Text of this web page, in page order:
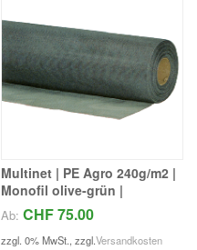
Multinet | PE Agro 240g/m2 |
Monofil olive-grün |
Ab: CHF 75.00
zzgl. 0% MwSt.,zzgl.Versandkosten